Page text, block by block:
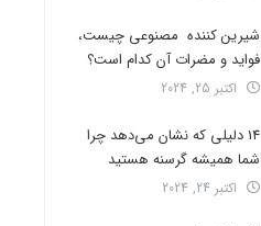
شیرین کننده مصنوعی چیست،
فواید و مضرات آن کدام است؟
اکتبر 25, 2024
14 دلیلی که نشان می‌دهد چرا
شما همیشه گرسنه هستید
اکتبر 24, 2024